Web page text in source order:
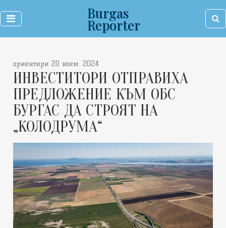
Burgas
Reporter
ориентири 20 ноем. 2024
ИНВЕСТИТОРИ ОТПРАВИХА
ПРЕДЛОЖЕНИЕ КЪМ ОБС
БУРГАС ДА СТРОЯТ НА
„КОЛОДРУМА“